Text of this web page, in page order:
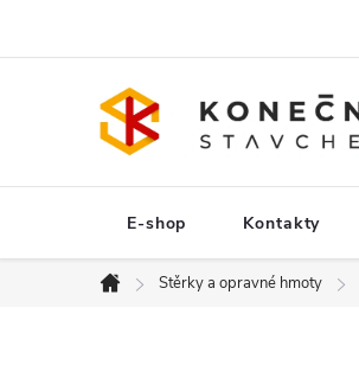
obsah
E-shop Kontakty
Domů
Stěrky a opravné hmoty